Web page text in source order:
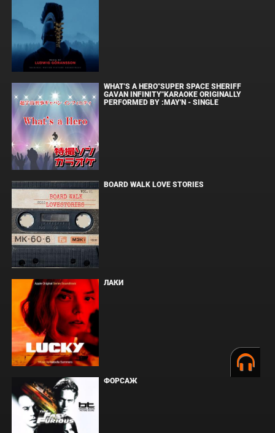
WHAT'S A HERO"SUPER SPACE SHERIFF
GAVAN INFINITY"KARAOKE ORIGINALLY
PERFORMED BY :MAY'N - SINGLE
BOARD WALK LOVE STORIES
ЛАКИ
ФОРСАЖ